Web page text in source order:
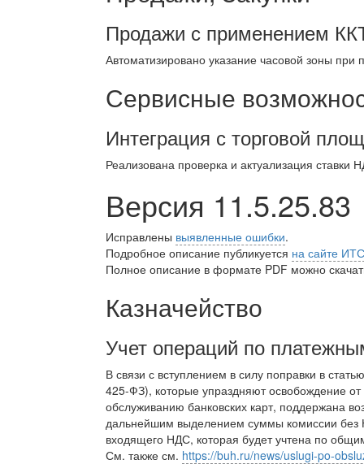
Продажи с применением
Автоматизировано указание часовой зоны
Сервисные
Интеграция с торговой
Реализована проверка и актуализация
Версия 11.5.25.83
Исправлены выявленные ошибки.
Подробное описание публикуется на сайте ИТС
Полное описание в формате PDF можно
Казначейство
Учет операций по
В связи с вступлением в силу поправки в
425-ФЗ), которые упраздняют освобождение
обслуживанию банковских карт, поддержана
дальнейшим выделением суммы комиссии без
входящего НДС, которая будет учтена по
См. также см. https://buh.ru/news/uslugi-po-